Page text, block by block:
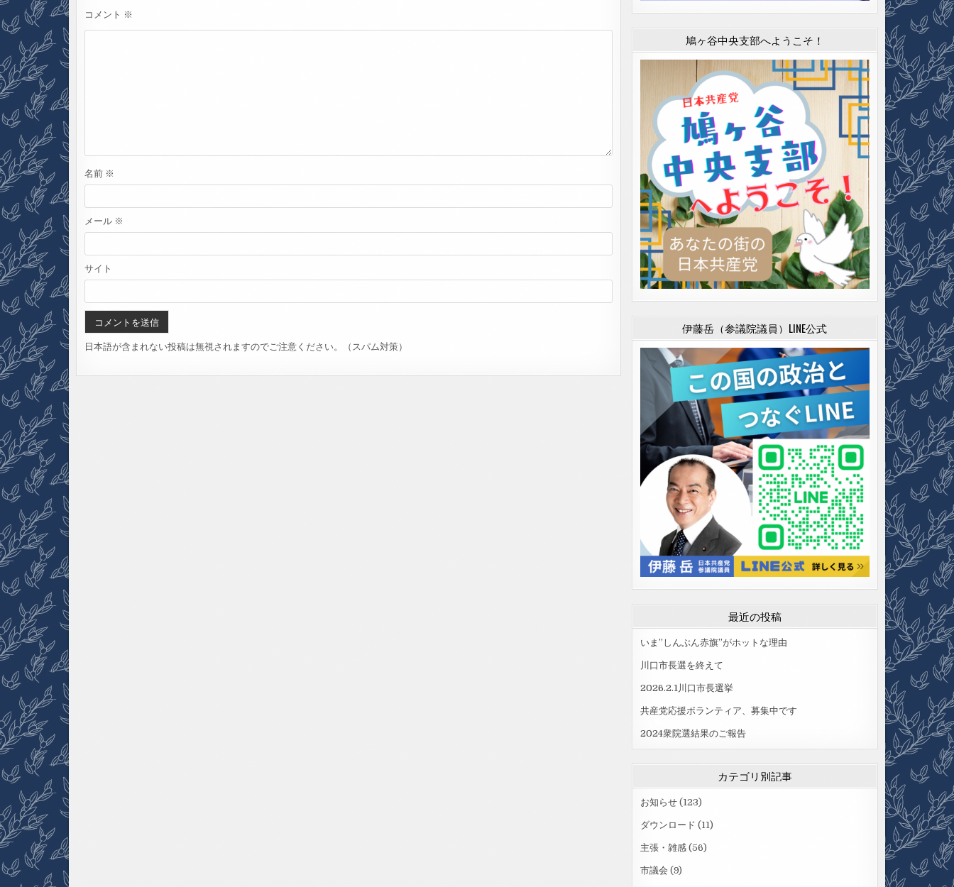
ー
シ
コメント ※
名前 ※
メール ※
サイト
日本語が含まれない投稿は無視されますのでご注意ください。（スパム対策）
鳩ヶ谷中央支部へようこそ！
伊藤岳（参議院議員）LINE公式
最近の投稿
いま”しんぶん赤旗”がホットな理由
川口市長選を終えて
2026.2.1川口市長選挙
共産党応援ボランティア、募集中です
2024衆院選結果のご報告
カテゴリ別記事
お知らせ(123)
ダウンロード (11)
主張・雑感(56)
市議会 (9)